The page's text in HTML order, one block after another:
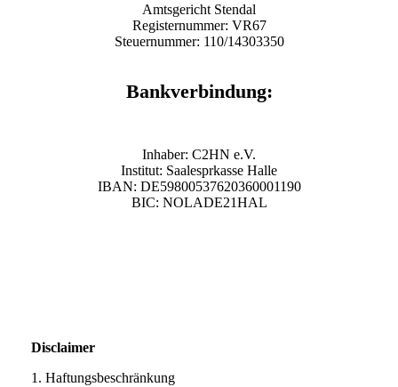
Amtsgericht Stendal
Registernummer: VR67
Steuernummer: 110/14303350
Bankverbindung:
Inhaber: C2HN e.V.
Institut: Saalesprkasse Halle
IBAN: DE59800537620360001190
BIC: NOLADE21HAL
Disclaimer
1. Haftungsbeschränkung